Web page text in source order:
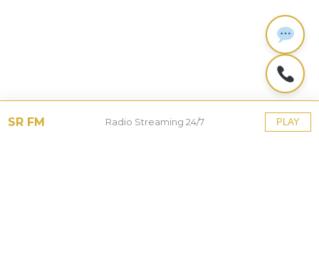
SR FM Radio Streaming 24/7 PLAY